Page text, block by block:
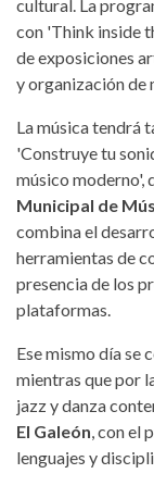
cultural. La
con 'Think inside
de exposiciones
y organización de
La música tendrá
'Construye tu
músico moderno',
Municipal de
combina el
herramientas de
presencia de los
plataformas.
Ese mismo día se
mientras que por
jazz y danza
El Galeón, con el
lenguajes y